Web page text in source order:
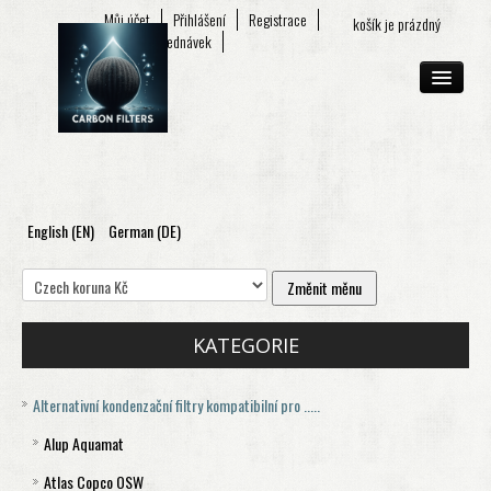
košík je prázdný
Můj účet Přihlášení
Registrace
Seznam objednávek
O FIRMĚ
E-SHOP
English (EN) German (DE)
KATEGORIE
Alternativní kondenzační filtry kompatibilní pro .....
Alup Aquamat
Aquamat 120
Atlas Copco OSW